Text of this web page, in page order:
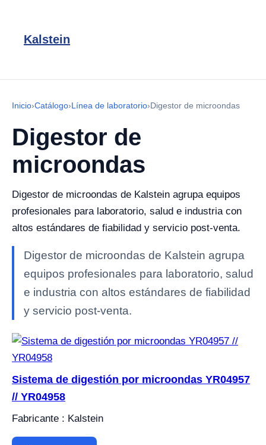
Kalstein
Inicio›Catálogo›Línea de laboratorio›Digestor de microondas
Digestor de
microondas
Digestor de microondas de Kalstein agrupa equipos
profesionales para laboratorio, salud e industria con
altos estándares de fiabilidad y servicio post-venta.
Digestor de microondas de Kalstein agrupa
equipos profesionales para laboratorio, salud
e industria con altos estándares de fiabilidad
y servicio post-venta.
Sistema de digestión por microondas YR04957
// YR04958
Fabricante : Kalstein